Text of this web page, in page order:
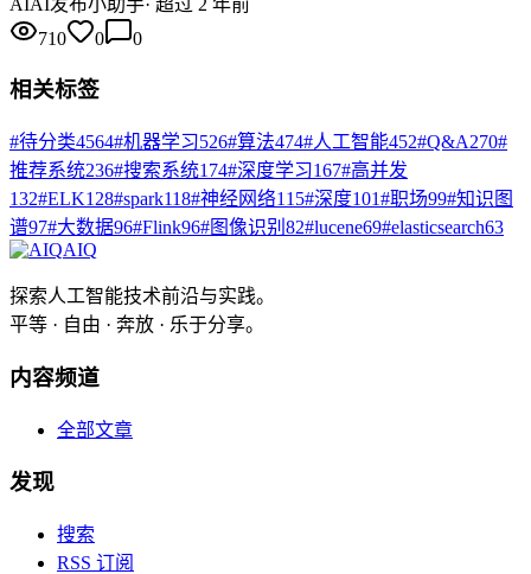
710
0 0
相关标签
#待分类4564#机器学习526#算法474#人工智能452#Q&A270#
推荐系统236#搜索系统174#深度学习167#高并发
132#ELK128#spark118#神经网络115#深度101#职场99#知识图
谱97#大数据96#Flink96#图像识别 82#lucene69#elasticsearch63
AIQ
探索人工智能技术前沿与实践。
平等 · 自由 · 奔放 · 乐于分享。
内容频道
全部文章
发现
搜索
RSS 订阅